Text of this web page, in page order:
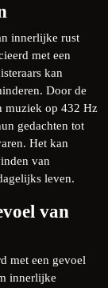
innerlijke rust
met een
kan
Door de
muziek op 432 Hz
gedachten tot
Het kan
van
leven.
van
met een gevoel
innerlijke